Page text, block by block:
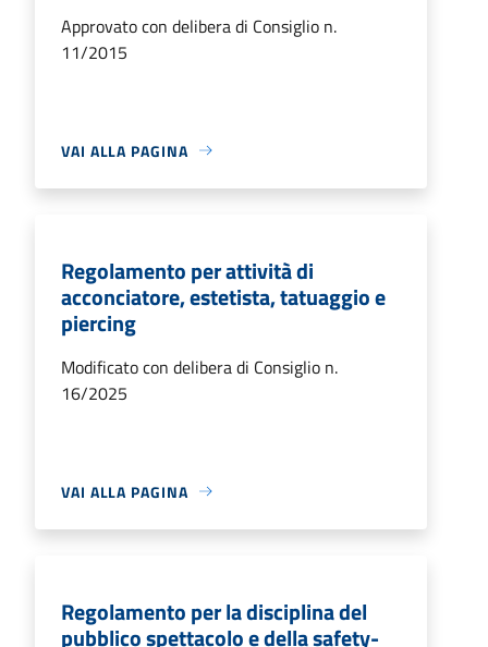
Approvato con delibera di Consiglio n.
11/2015
VAI ALLA PAGINA
Regolamento per attività di
acconciatore, estetista, tatuaggio e
piercing
Modificato con delibera di Consiglio n.
16/2025
VAI ALLA PAGINA
Regolamento per la disciplina del
pubblico spettacolo e della safety-